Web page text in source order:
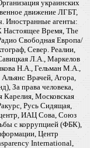
украинских
движение ЛГБТ,
Иностранные агенты:
Настоящее Время, The
Свободная Европа/
Север. Реалии,
Л.А., Маркелов
Н.А., Гельман М.А.,
Врачей, Агора,
За права человека,
Московская
Русь Сидящая,
ИАЦ Сова, Союз
с коррупцией (ФБК),
Центр
International,